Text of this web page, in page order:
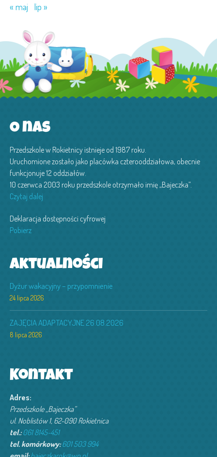
« maj lip »
O nas
Przedszkole w Rokietnicy istnieje od 1987 roku.
Uruchomione zostało jako placówka czterooddziałowa, obecnie
funkcjonuje 12 oddziałów.
10 czerwca 2003 roku przedszkole otrzymało imię „Bajeczka”.
Czytaj dalej
Deklaracja dostępności cyfrowej
Pobierz
Aktualności
Dyżur wakacyjny – przypomnienie
24 lipca 2026
ZAJĘCIA ADAPTACYJNE 26.08.2026
8 lipca 2026
Kontakt
Adres:
Przedszkole „Bajeczka”
ul. Noblistów 1, 62-090 Rokietnica
tel.:061 8145-451
tel. komórkowy:601 503 994‬